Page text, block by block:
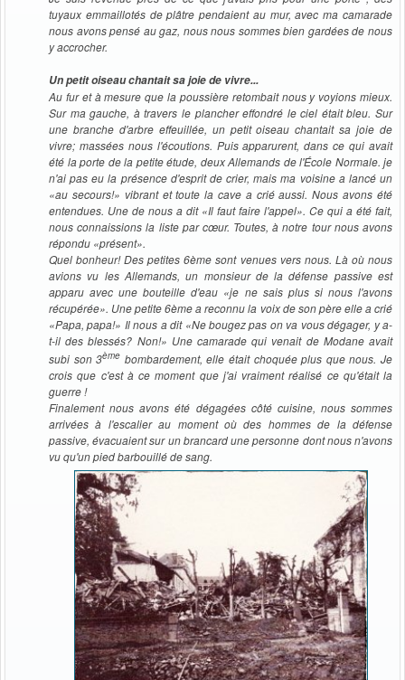
tuyaux emmaillotés de plâtre pendaient au mur, avec ma camarade
nous avons pensé au gaz, nous nous sommes bien gardées de nous
y accrocher.
Un petit oiseau chantait sa joie de vivre...
Au fur et à mesure que la poussière retombait nous y voyions mieux.
Sur ma gauche, à travers le plancher effondré le ciel était bleu. Sur
une branche d'arbre effeuillée, un petit oiseau chantait sa joie de
vivre; massées nous l'écoutions. Puis apparurent, dans ce qui avait
été la porte de la petite étude, deux Allemands de l'École Normale. je
n'ai pas eu la présence d'esprit de crier, mais ma voisine a lancé un
«au secours!» vibrant et toute la cave a crié aussi. Nous avons été
entendues. Une de nous a dit «Il faut faire l'appel». Ce qui a été fait,
nous connaissions la liste par cœur. Toutes, à notre tour nous avons
répondu «présent».
Quel bonheur! Des petites 6ème sont venues vers nous. Là où nous
avions vu les Allemands, un monsieur de la défense passive est
apparu avec une bouteille d'eau «je ne sais plus si nous l'avons
récupérée». Une petite 6ème a reconnu la voix de son père elle a crié
«Papa, papa!» Il nous a dit «Ne bougez pas on va vous dégager, y a-
t-il des blessés? Non!» Une camarade qui venait de Modane avait
subi son 3ème bombardement, elle était choquée plus que nous. Je
crois que c'est à ce moment que j'ai vraiment réalisé ce qu'était la
guerre !
Finalement nous avons été dégagées côté cuisine, nous sommes
arrivées à l'escalier au moment où des hommes de la défense
passive, évacuaient sur un brancard une personne dont nous n'avons
vu qu'un pied barbouillé de sang.